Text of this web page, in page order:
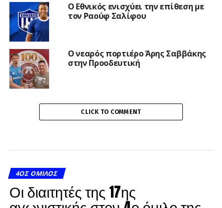
Ο Εθνικός ενισχύει την επίθεση με
τον Ραούφ Σαλίφου
Ο νεαρός πορτιέρο Άρης Σαββάκης
στην Προοδευτική
CLICK TO COMMENT
4ΟΣ ΌΜΙΛΟΣ
Οι διαιτητές της 17ης